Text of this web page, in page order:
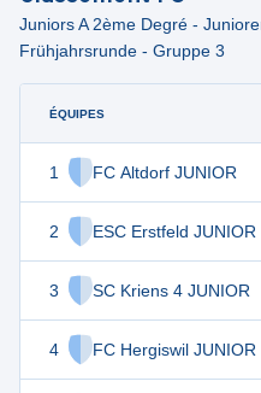
Juniors A 2ème Degré -
Frühjahrsrunde - Gruppe 3
ÉQUIPES
1 FC Altdorf JUNIOR
2 ESC Erstfeld JUNIOR
3 SC Kriens 4 JUNIOR
4 FC Hergiswil JUNIOR
15
13 6
13
12 6